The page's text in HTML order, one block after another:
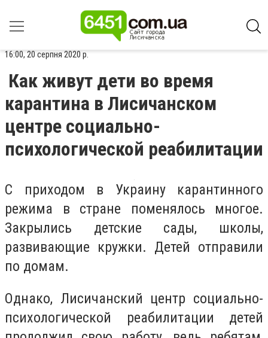
16:00, 20 серпня 2020 р.
Как живут дети во время
карантина в Лисичанском
центре социально-
психологической реабилитации
С приходом в Украину карантинного
режима в стране поменялось многое.
Закрылись детские сады, школы,
развивающие кружки. Детей отправили
по домам.
Однако, Лисичанский центр социально-
психологической реабилитации детей